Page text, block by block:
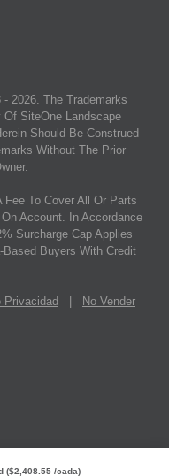
($2,408.55 /cada)
- 2026. The Trademarks
Of SiteOne Landscape
Should Be Construed
Without The Prior
To Cover All Or Parts
Account. In Accordance
Surcharge Cap Applies
Buyers With Credit
Privacidad
No Vender